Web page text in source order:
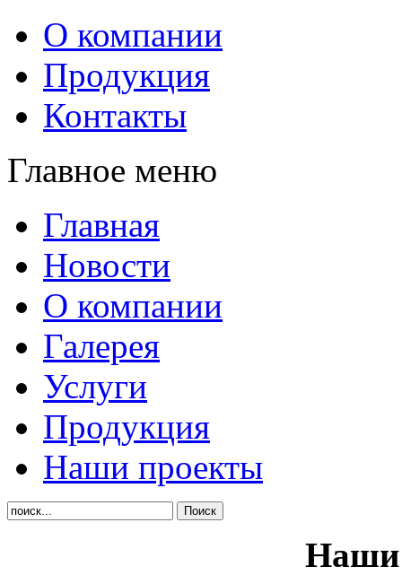
О компании
Продукция
Контакты
Главное меню
Главная
Новости
О компании
Галерея
Услуги
Продукция
Наши проекты
Наши